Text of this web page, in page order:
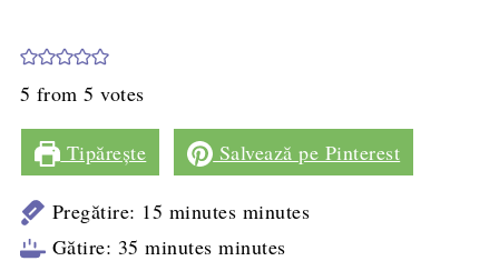
5 from5 votes
Tipărește Salvează pe Pinterest
Pregătire: 15 minutes minutes
Gătire: 35 minutes minutes